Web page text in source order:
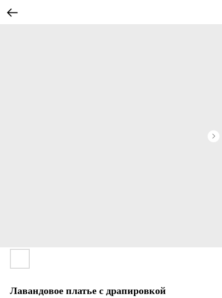
Лавандовое платье с драпировкой